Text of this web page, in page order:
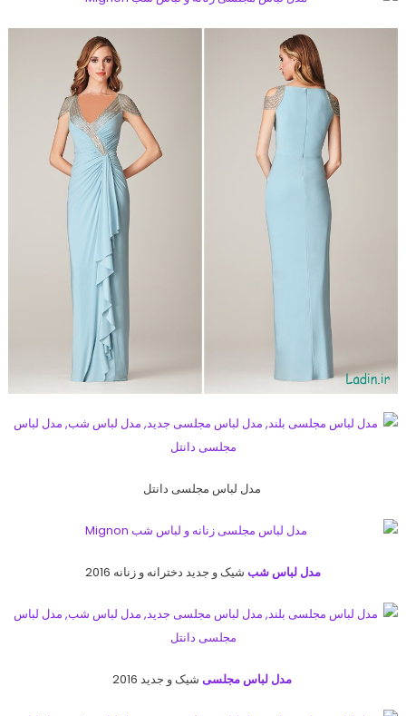
مدل لباس مجلسی دانتل
مدل لباس شب شیک و جدید دخترانه و زنانه 2016
مدل لباس مجلسی شیک و جدید 2016